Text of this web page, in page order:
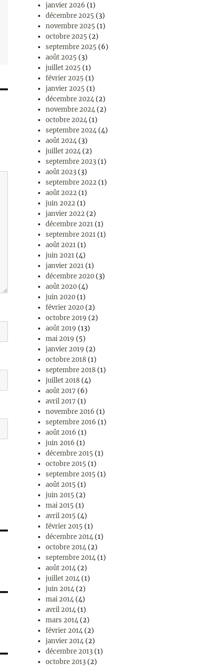
janvier 2026 (1)
décembre 2025 (3)
novembre 2025 (1)
octobre 2025 (2)
septembre 2025 (6)
août 2025 (3)
juillet 2025 (1)
février 2025 (1)
janvier 2025 (1)
décembre 2024 (2)
novembre 2024 (2)
octobre 2024 (1)
septembre 2024 (4)
août 2024 (3)
juillet 2024 (2)
septembre 2023 (1)
août 2023 (3)
septembre 2022 (1)
août 2022 (1)
juin 2022 (1)
janvier 2022 (2)
décembre 2021 (1)
septembre 2021 (1)
août 2021 (1)
juin 2021 (4)
janvier 2021 (1)
décembre 2020 (3)
août 2020 (4)
juin 2020 (1)
février 2020 (2)
octobre 2019 (2)
août 2019 (13)
mai 2019 (5)
janvier 2019 (2)
octobre 2018 (1)
septembre 2018 (1)
juillet 2018 (4)
août 2017 (6)
avril 2017 (1)
novembre 2016 (1)
septembre 2016 (1)
août 2016 (1)
juin 2016 (1)
décembre 2015 (1)
octobre 2015 (1)
septembre 2015 (1)
août 2015 (1)
juin 2015 (2)
mai 2015 (1)
avril 2015 (4)
février 2015 (1)
décembre 2014 (1)
octobre 2014 (2)
septembre 2014 (1)
août 2014 (2)
juillet 2014 (1)
juin 2014 (2)
mai 2014 (4)
avril 2014 (1)
mars 2014 (2)
février 2014 (2)
janvier 2014 (2)
décembre 2013 (1)
octobre 2013 (2)